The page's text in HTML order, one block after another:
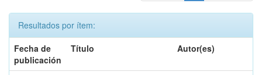
Resultados por ítem:
Fecha de
publicación
Título Autor(es)